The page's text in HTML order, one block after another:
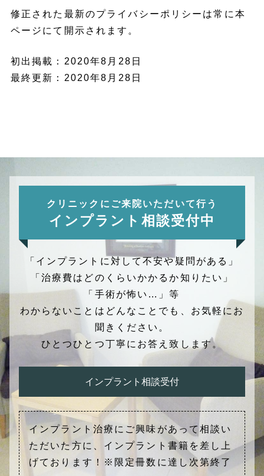
修正された最新のプライバシーポリシーは常に本
ページにて開示されます。
初出掲載：2020年8月28日
最終更新：2020年8月28日
クリニックにご来院いただいて行う
インプラント相談受付中
「インプラントに対して不安や疑問がある」
「治療費はどのくらいかかるか知りたい」
「手術が怖い…」等
わからないことはどんなことでも、お気軽にお
聞きください。
ひとつひとつ丁寧にお答え致します。
インプラント相談受付
インプラント治療にご興味があって相談い
ただいた方に、インプラント書籍を差し上
げております！※限定冊数に達し次第終了